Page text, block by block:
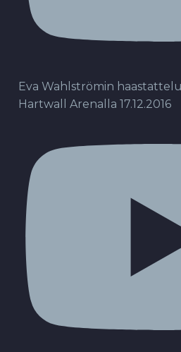
Eva Wahlströmin
Hartwall Arenalla 17.12.2016